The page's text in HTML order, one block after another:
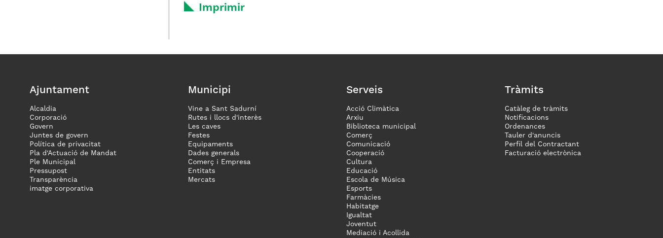
Imprimir
Ajuntament
Alcaldia
Corporació
Govern
Juntes de govern
Política de privacitat
Pla d'Actuació de Mandat
Ple Municipal
Pressupost
Transparència
imatge corporativa
Municipi
Vine a Sant Sadurní
Rutes i llocs d'interès
Les caves
Festes
Equipaments
Dades generals
Comerç i Empresa
Entitats
Mercats
Serveis
Acció Climàtica
Arxiu
Biblioteca municipal
Comerç
Comunicació
Cooperació
Cultura
Educació
Escola de Música
Esports
Farmàcies
Habitatge
Igualtat
Joventut
Mediació i Acollida
Tràmits
Catàleg de tràmits
Notificacions
Ordenances
Tauler d'anuncis
Perfil del Contractant
Facturació electrònica